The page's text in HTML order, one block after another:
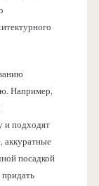
Например,
подходят
аккуратные
посадкой